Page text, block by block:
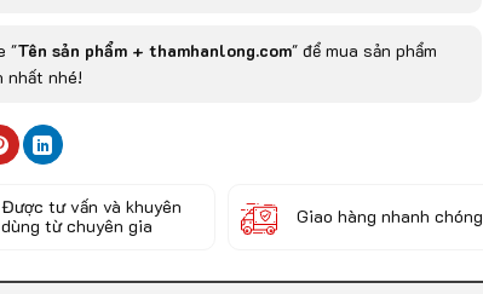
"Tên sản phẩm + thamhanlong.com" để mua sản phẩm
nhất nhé!
Được tư vấn và khuyên
dùng từ chuyên gia
Giao hàng nhanh chóng